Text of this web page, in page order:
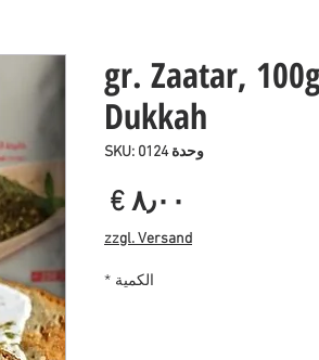
100 gr. Zaatar,
Dukkah
وحدة SKU: 0124
السعر
zzgl. Versand
الكمية *